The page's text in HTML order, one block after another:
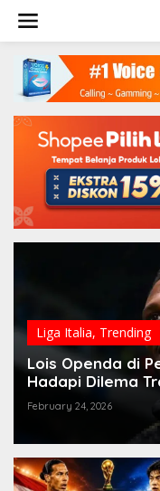
content
Liga Italia, Trending
Lois Openda di
Hadapi Dilema
February 24, 2026